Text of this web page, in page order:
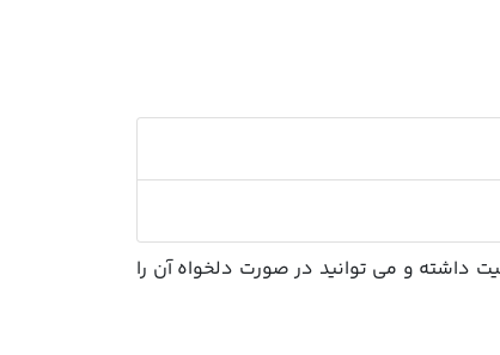
داشته و می توانید در صورت دلخواه آن را